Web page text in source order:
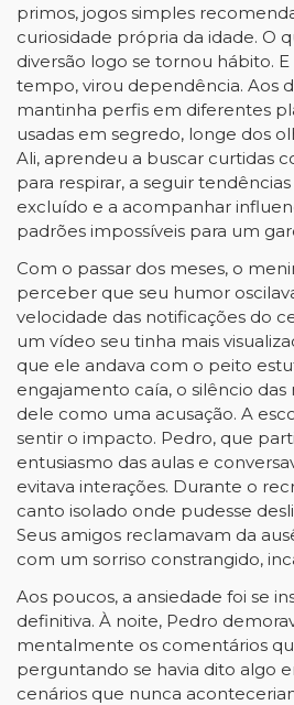
primos, jogos simples
curiosidade própria da idade. O
diversão logo se tornou hábito.
tempo, virou dependência. Aos
mantinha perfis em diferentes
usadas em segredo, longe dos
Ali, aprendeu a buscar curtidas
para respirar, a seguir
excluído e a acompanhar
padrões impossíveis para um
Com o passar dos meses, o
perceber que seu humor
velocidade das notificações do
um vídeo seu tinha mais
que ele andava com o peito
engajamento caía, o silêncio
dele como uma acusação. A
sentir o impacto. Pedro, que
entusiasmo das aulas e
evitava interações. Durante o
canto isolado onde pudesse
Seus amigos reclamavam da
com um sorriso constrangido,
Aos poucos, a ansiedade foi se
definitiva. À noite, Pedro
mentalmente os comentários
perguntando se havia dito algo
cenários que nunca